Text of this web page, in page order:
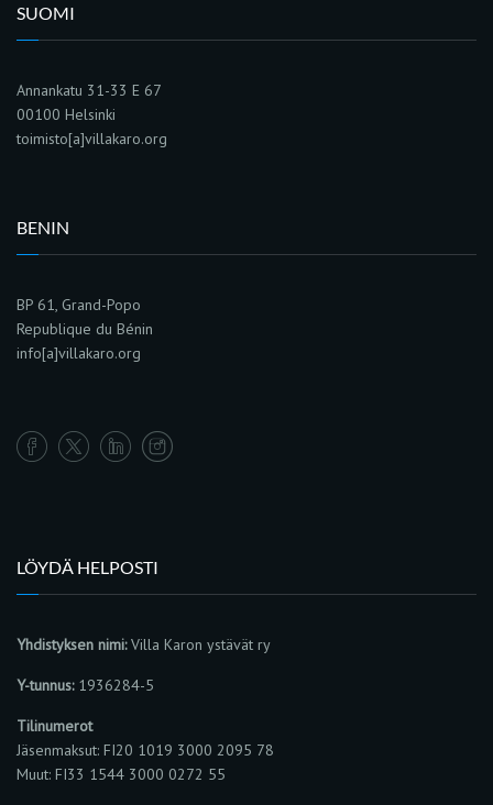
SUOMI
Annankatu 31-33 E 67
00100 Helsinki
toimisto[a]villakaro.org
BENIN
BP 61, Grand-Popo
Republique du Bénin
info[a]villakaro.org
LÖYDÄ HELPOSTI
Yhdistyksen nimi:Villa Karon ystävät ry
Y-tunnus:1936284-5
Tilinumerot
Jäsenmaksut: FI20 1019 3000 2095 78
Muut: FI33 1544 3000 0272 55